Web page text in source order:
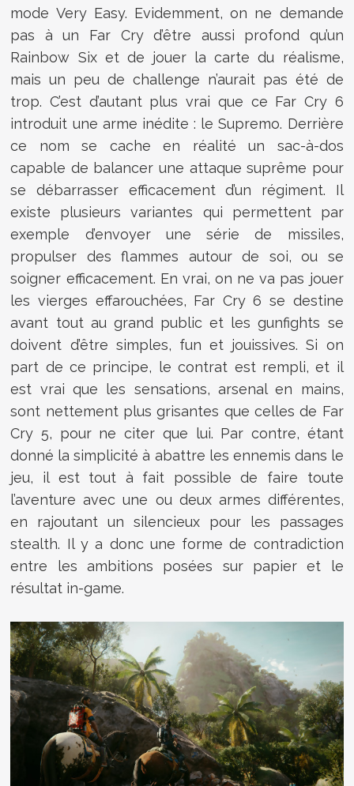
mode Very Easy. Evidemment, on ne demande
pas à un Far Cry d’être aussi profond qu’un
Rainbow Six et de jouer la carte du réalisme,
mais un peu de challenge n’aurait pas été de
trop. C’est d’autant plus vrai que ce Far Cry 6
introduit une arme inédite : le Supremo. Derrière
ce nom se cache en réalité un sac-à-dos
capable de balancer une attaque suprême pour
se débarrasser efficacement d’un régiment. Il
existe plusieurs variantes qui permettent par
exemple d’envoyer une série de missiles,
propulser des flammes autour de soi, ou se
soigner efficacement. En vrai, on ne va pas jouer
les vierges effarouchées, Far Cry 6 se destine
avant tout au grand public et les gunfights se
doivent d’être simples, fun et jouissives. Si on
part de ce principe, le contrat est rempli, et il
est vrai que les sensations, arsenal en mains,
sont nettement plus grisantes que celles de Far
Cry 5, pour ne citer que lui. Par contre, étant
donné la simplicité à abattre les ennemis dans le
jeu, il est tout à fait possible de faire toute
l’aventure avec une ou deux armes différentes,
en rajoutant un silencieux pour les passages
stealth. Il y a donc une forme de contradiction
entre les ambitions posées sur papier et le
résultat in-game.